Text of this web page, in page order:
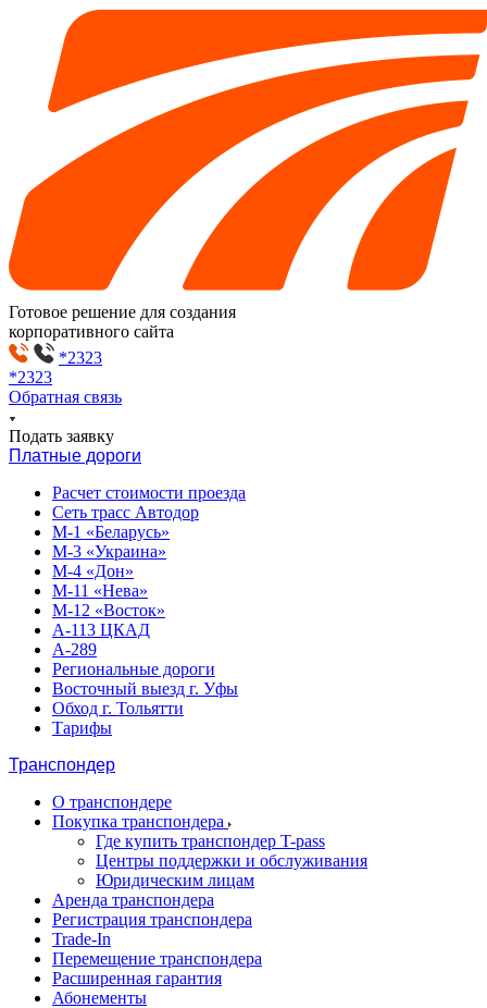
Готовое решение для создания
корпоративного сайта
*2323
*2323
Обратная связь
Подать заявку
Платные дороги
Расчет стоимости проезда
Сеть трасс Автодор
М-1 «Беларусь»
М-3 «Украина»
М-4 «Дон»
М-11 «Нева»
М-12 «Восток»
А-113 ЦКАД
А-289
Региональные дороги
Восточный выезд г. Уфы
Обход г. Тольятти
Тарифы
Транспондер
О транспондере
Покупка транспондера
Где купить транспондер T-pass
Центры поддержки и обслуживания
Юридическим лицам
Аренда транспондера
Регистрация транспондера
Trade-In
Перемещение транспондера
Расширенная гарантия
Абонементы